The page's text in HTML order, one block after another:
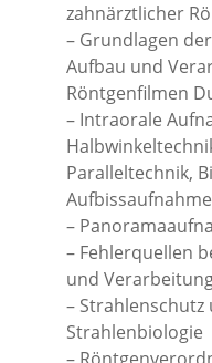
zahnärztlicher
– Grundlagen
Aufbau und
Röntgenfilmen
– Intraorale
Paralleltechnik,
–
– Fehlerquellen
und
–
Strahlenbiologie